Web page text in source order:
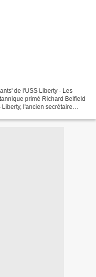
de l'USS Liberty - Les
primé Richard Belfield
l'ancien secrétaire